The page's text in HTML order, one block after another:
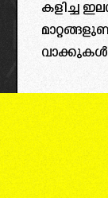
കളിച്ച